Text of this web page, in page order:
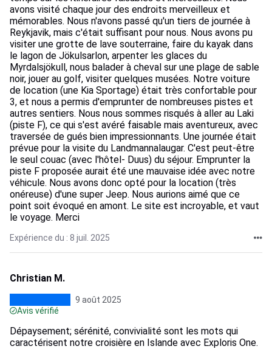
avons visité chaque jour des endroits merveilleux et
mémorables. Nous n'avons passé qu'un tiers de journée à
Reykjavik, mais c'était suffisant pour nous. Nous avons pu
visiter une grotte de lave souterraine, faire du kayak dans
le lagon de Jökulsarlon, arpenter les glaces du
Myrdalsjökull, nous balader à cheval sur une plage de sable
noir, jouer au golf, visiter quelques musées. Notre voiture
de location (une Kia Sportage) était très confortable pour
3, et nous a permis d'emprunter de nombreuses pistes et
autres sentiers. Nous nous sommes risqués à aller au Laki
(piste F), ce qui s'est avéré faisable mais aventureux, avec
traversée de gués bien impressionnants. Une journée était
prévue pour la visite du Landmannalaugar. C'est peut-être
le seul couac (avec l'hôtel- Duus) du séjour. Emprunter la
piste F proposée aurait été une mauvaise idée avec notre
véhicule. Nous avons donc opté pour la location (très
onéreuse) d'une super Jeep. Nous aurions aimé que ce
point soit évoqué en amont. Le site est incroyable, et vaut
le voyage. Merci
Expérience du : 8 juil. 2025
Christian M.
9 août 2025
Avis vérifié
Dépaysement; sérénité, convivialité sont les mots qui
caractérisent notre croisière en Islande avec Exploris One.